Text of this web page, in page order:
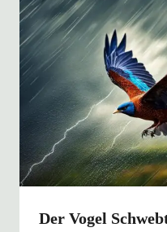
Der Vogel